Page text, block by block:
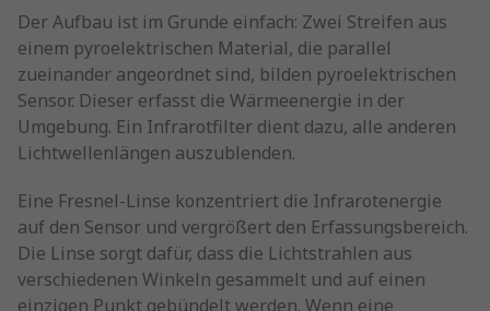
Der Aufbau ist im Grunde einfach: Zwei Streifen aus
einem pyroelektrischen Material, die parallel
zueinander angeordnet sind, bilden pyroelektrischen
Sensor. Dieser erfasst die Wärmeenergie in der
Umgebung. Ein Infrarotfilter dient dazu, alle anderen
Lichtwellenlängen auszublenden.
Eine Fresnel-Linse konzentriert die Infrarotenergie
auf den Sensor und vergrößert den Erfassungsbereich.
Die Linse sorgt dafür, dass die Lichtstrahlen aus
verschiedenen Winkeln gesammelt und auf einen
einzigen Punkt gebündelt werden. Wenn eine